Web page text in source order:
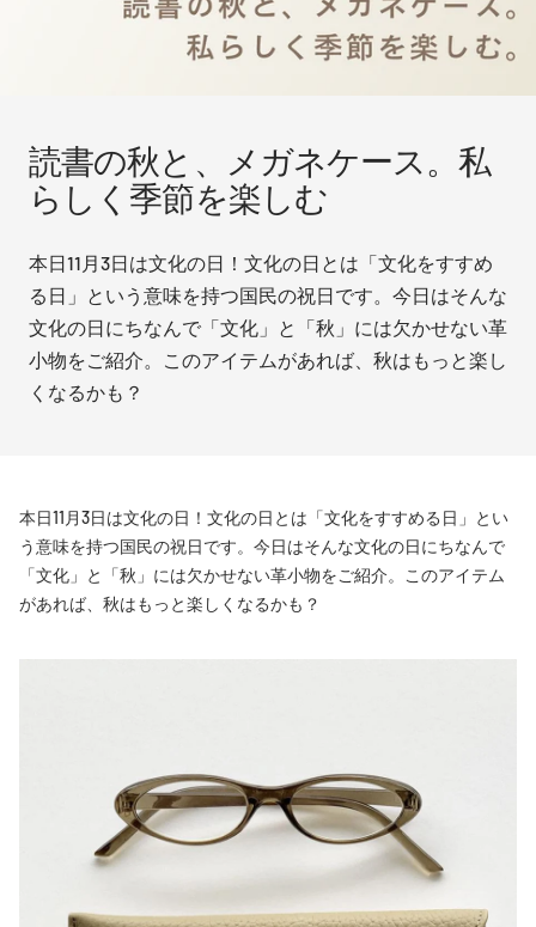
読書の秋と、メガネケース。私
らしく季節を楽しむ
本日11月3日は文化の日！文化の日とは「文化をすすめ
る日」という意味を持つ国民の祝日です。今日はそんな
文化の日にちなんで「文化」と「秋」には欠かせない革
小物をご紹介。このアイテムがあれば、秋はもっと楽し
くなるかも？
本日11月3日は文化の日！文化の日とは「文化をすすめる日」とい
う意味を持つ国民の祝日です。今日はそんな文化の日にちなんで
「文化」と「秋」には欠かせない革小物をご紹介。このアイテム
があれば、秋はもっと楽しくなるかも？